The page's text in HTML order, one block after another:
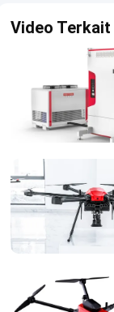
Video Terkait